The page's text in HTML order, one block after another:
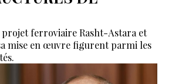
projet ferroviaire Rasht-Astara et
mise en œuvre figurent parmi les